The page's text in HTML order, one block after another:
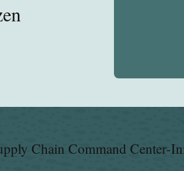
Chain Command Center-